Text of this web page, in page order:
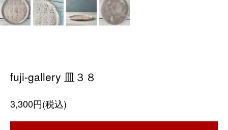
fuji-gallery 皿３８
3,300円(税込)